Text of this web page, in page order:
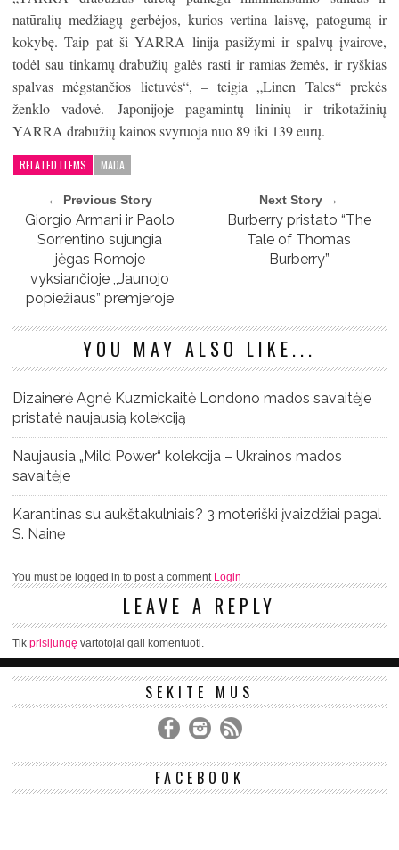
natūralių medžiagų gerbėjos, kurios vertina laisvę, patogumą ir
kokybę. Taip pat ši YARRA linija pasižymi ir spalvų įvairove,
todėl sau tinkamų drabužių galės rasti ir ramias žemės, ir ryškias
spalvas mėgstančios lietuvės“, – teigia „Linen Tales“ prekės
ženklo vadovė. Japonijoje pagamintų lininių ir trikotažinių
YARRA drabužių kainos svyruoja nuo 89 iki 139 eurų.
RELATED ITEMS MADA
← Previous Story
Giorgio Armani ir Paolo
Sorrentino sujungia
jėgas Romoje
vyksiančioje ,,Jaunojo
popiežiaus” premjeroje
Next Story →
Burberry pristato “The
Tale of Thomas
Burberry”
YOU MAY ALSO LIKE...
Dizainerė Agnė Kuzmickaitė Londono mados savaitėje
pristatė naujausią kolekciją
Naujausia „Mild Power“ kolekcija – Ukrainos mados
savaitėje
Karantinas su aukštakulniais? 3 moteriški įvaizdžiai pagal
S. Nainę
You must be logged in to post a comment Login
LEAVE A REPLY
Tik prisijungę vartotojai gali komentuoti.
SEKITE MUS
FACEBOOK